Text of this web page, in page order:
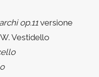
op.11 versione
Vestidello